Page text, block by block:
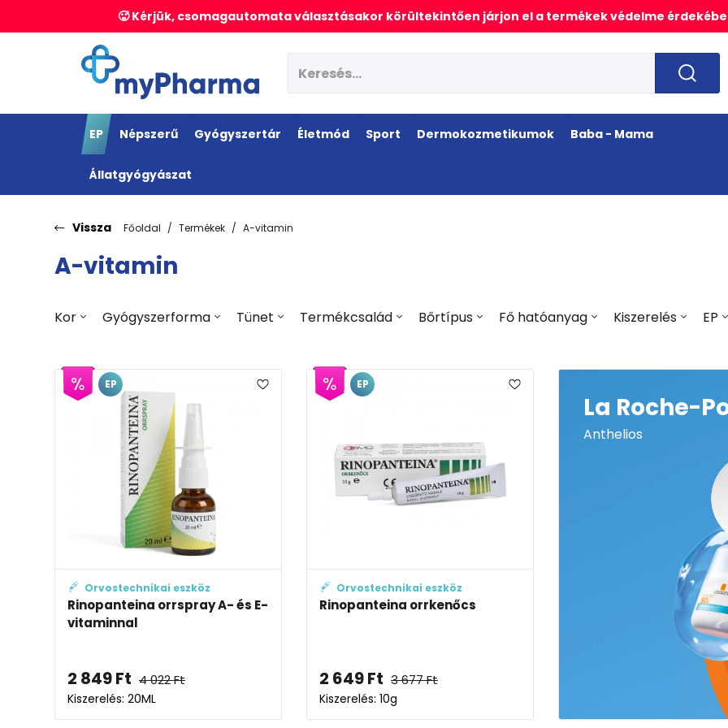
🥵 Kérjük, csomagautomata választásakor körültekintően járjon el a termékek védelme
EP Népszerű Gyógyszertár Életmód Sport Dermokozmetikumok Baba - Mama
Állatgyógyászat
Vissza Főoldal Termékek A-vitamin
A-vitamin
Kor Gyógyszerforma Tünet Termékcsalád Bőrtípus Fő hatóanyag Kiszerelés EP
Orvostechnikai eszköz
Rinopanteina orrspray A- és E-
vitaminnal
2 849Ft 4 022Ft
Kiszerelés: 20ML
EP
Orvostechnikai eszköz
Rinopanteina orrkenőcs
2 649Ft 3 677Ft
Kiszerelés: 10g
EP
La Roche-
Anthelios